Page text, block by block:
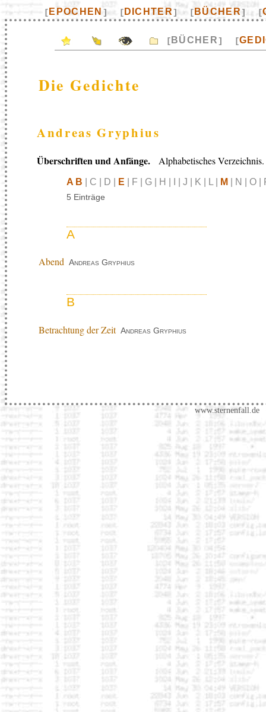
[ EPOCHEN ] [ DICHTER] [ BÜCHER] [
[ BÜCHER] [
Die Gedichte
Andreas Gryphius
Überschriften und Anfänge. Alphabetisches Verzeichnis.
A B | C | D | E | F | G | H | I | J | K | L | M | N | O
5 Einträge
A
Abend Andreas Gryphius
B
Betrachtung der Zeit Andreas Gryphius
www.sternenfall.de